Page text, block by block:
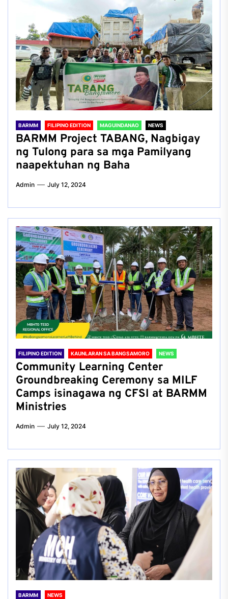
BARMM FILIPINO EDITION MAGUINDANAO NEWS
BARMM Project TABANG, Nagbigay
ng Tulong para sa mga Pamilyang
naapektuhan ng Baha
Admin July 12, 2024
FILIPINO EDITION KAUNLARAN SA BANGSAMORO NEWS
Community Learning Center
Groundbreaking Ceremony sa MILF
Camps isinagawa ng CFSI at BARMM
Ministries
Admin July 12, 2024
BARMM NEWS